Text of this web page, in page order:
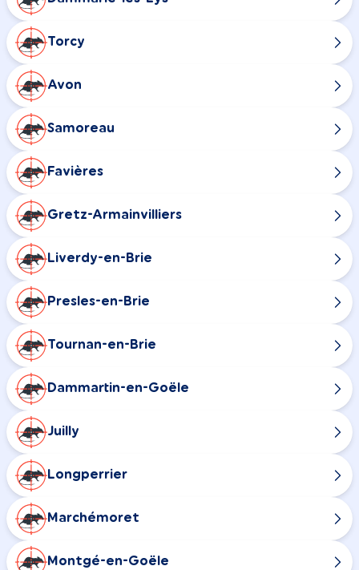
Torcy
Avon
Samoreau
Favières
Gretz-Armainvilliers
Liverdy-en-Brie
Presles-en-Brie
Tournan-en-Brie
Dammartin-en-Goële
Juilly
Longperrier
Marchémoret
Montgé-en-Goële